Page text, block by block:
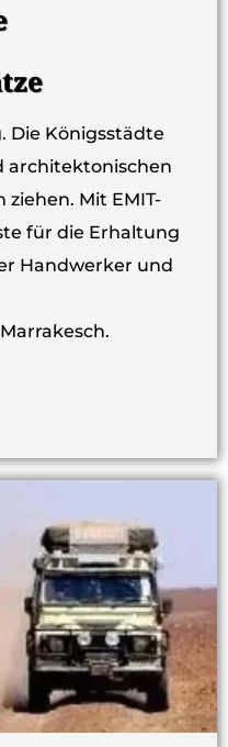
Die Königsstädte
architektonischen
Mit EMIT-
für die Erhaltung
Handwerker und